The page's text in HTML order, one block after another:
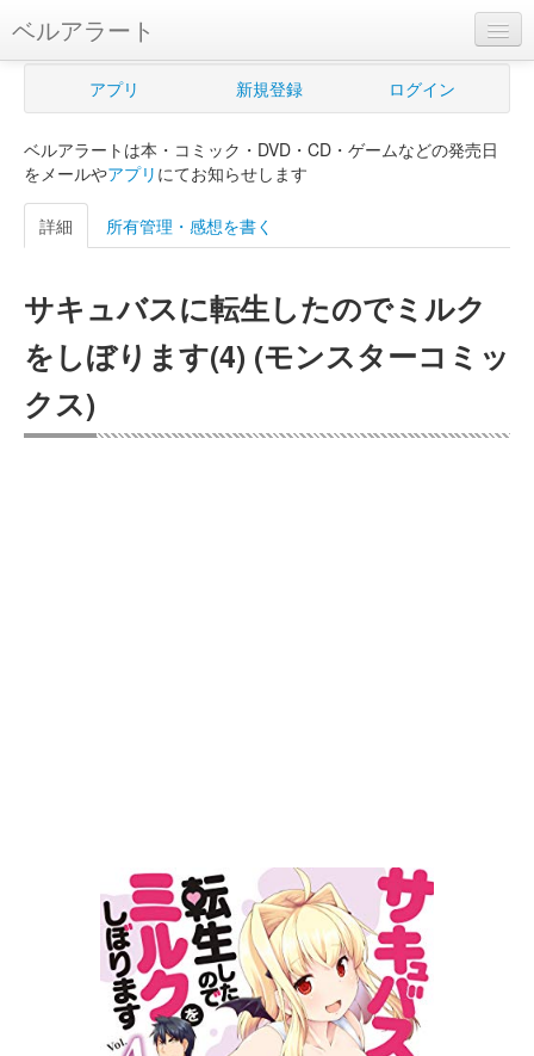
ベルアラート
ベルアラートとは
新規登録
ログイン
購入管理
Myシェルフ
プレミアム
アプリ 新規登録 ログイン
ベルアラートは本・コミック・DVD・CD・ゲームなどの発売日
をメールやアプリ にてお知らせします
詳細 所有管理・感想を書く
サキュバスに転生したのでミルク
をしぼります(4) (モンスターコミッ
クス)